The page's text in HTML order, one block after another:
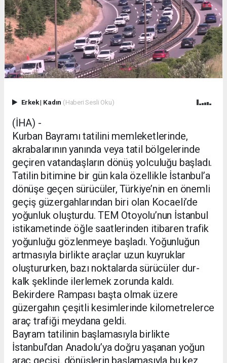
Erkek| Kadın (Haberi Sesli Oku)
(İHA) -
Kurban Bayramı tatilini memleketlerinde,
akrabalarının yanında veya tatil bölgelerinde
geçiren vatandaşların dönüş yolculuğu başladı.
Tatilin bitimine bir gün kala özellikle İstanbul’a
dönüşe geçen sürücüler, Türkiye’nin en önemli
geçiş güzergahlarından biri olan Kocaeli’de
yoğunluk oluşturdu. TEM Otoyolu’nun İstanbul
istikametinde öğle saatlerinden itibaren trafik
yoğunluğu gözlenmeye başladı. Yoğunluğun
artmasıyla birlikte araçlar uzun kuyruklar
oluştururken, bazı noktalarda sürücüler dur-
kalk şeklinde ilerlemek zorunda kaldı.
Bekirdere Rampası başta olmak üzere
güzergahın çeşitli kesimlerinde kilometrelerce
araç trafiği meydana geldi.
Bayram tatilinin başlamasıyla birlikte
İstanbul’dan Anadolu’ya doğru yaşanan yoğun
araç geçişi, dönüşlerin başlamasıyla bu kez